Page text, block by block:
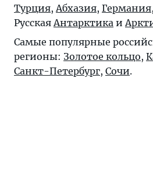
Турция,Абхазия, Германия,
РусскаяАнтарктика и
Самые популярные
регионы: Золотое кольцо,
Санкт-Петербург, Сочи.